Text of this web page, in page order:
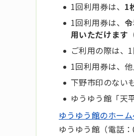
1回利用券は、 1
1回利用券は、
用いただけます
ご利用の際は、
1回利用券は、
下野市印のない
ゆうゆう館「天
ゆうゆう館のホー
ゆうゆう館（電話